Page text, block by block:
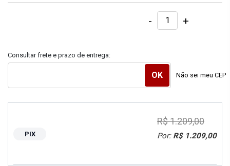
- +
Consultar frete e prazo de entrega:
Não sei meu CEP
PIX Por: R$ 1.209,00
R$ 1.209,00